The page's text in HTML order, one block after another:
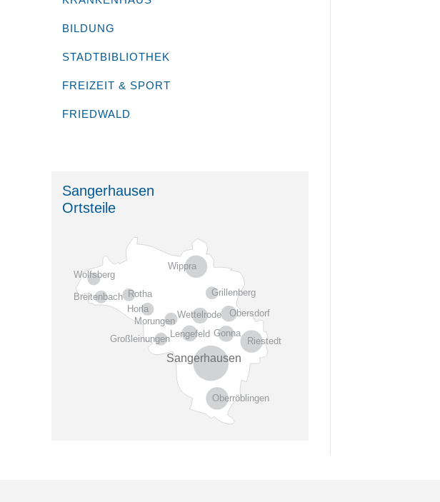
BILDUNG
STADTBIBLIOTHEK
FREIZEIT & SPORT
FRIEDWALD
Sangerhausen
Ortsteile
Riestedt
Gonna
Obersdorf
Grillenberg
Wippra
Wolfsberg
Rotha
Breitenbach
Horla
Morungen
Wettelrode
Lengefeld
Großleinungen
Sangerhausen
Oberröblingen